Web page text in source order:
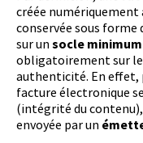
créée numériquement
conservée sous
sur un socle
obligatoirement sur
authenticité. En effet,
facture électronique
(intégrité du contenu),
envoyée par un